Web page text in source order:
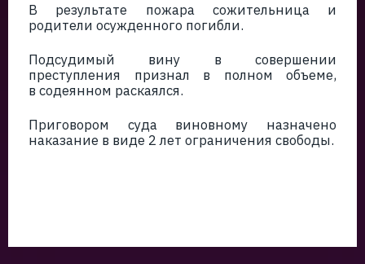
В результате пожара сожительница и
родители осужденного погибли.
Подсудимый вину в совершении
преступления признал в полном объеме,
в содеянном раскаялся.
Приговором суда виновному назначено
наказание в виде 2 лет ограничения свободы.